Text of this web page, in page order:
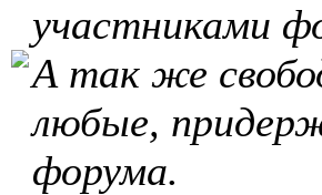
участниками
А так же
любые,
форума.